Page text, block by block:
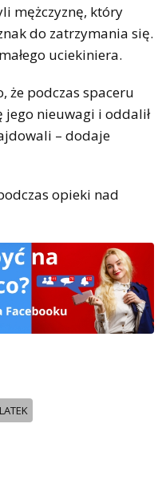
mężczyznę, który
do zatrzymania się.
uciekiniera.
że podczas spaceru
jego nieuwagi i oddalił
– dodaje
opieki nad